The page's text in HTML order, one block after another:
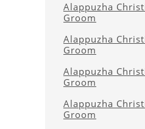
Alappuzha
Groom
Alappuzha
Groom
Alappuzha
Groom
Alappuzha
Groom